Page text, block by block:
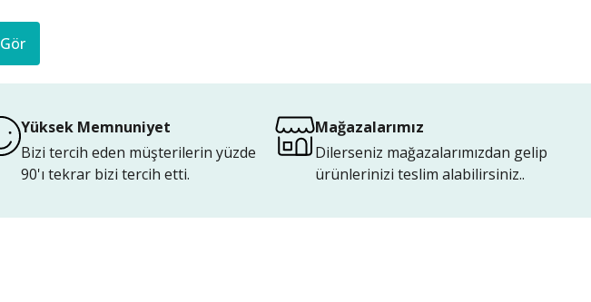
Yüksek Memnuniyet
Bizi tercih eden müşterilerin yüzde
90'ı tekrar bizi tercih etti.
Mağazalarımız
Dilerseniz mağazalarımızdan gelip
ürünlerinizi teslim alabilirsiniz..